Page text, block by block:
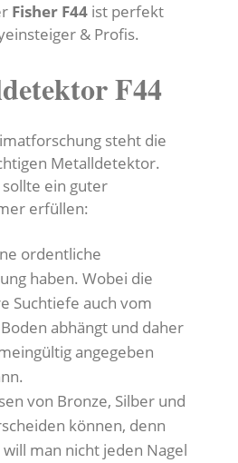
Fisher F44 ist perfekt
& Profis.
F44
steht die
Metalldetektor.
ein guter
erfüllen:
ordentliche
haben. Wobei die
Suchtiefe auch vom
abhängt und daher
angegeben
von Bronze, Silber und
können, denn
man nicht jeden Nagel